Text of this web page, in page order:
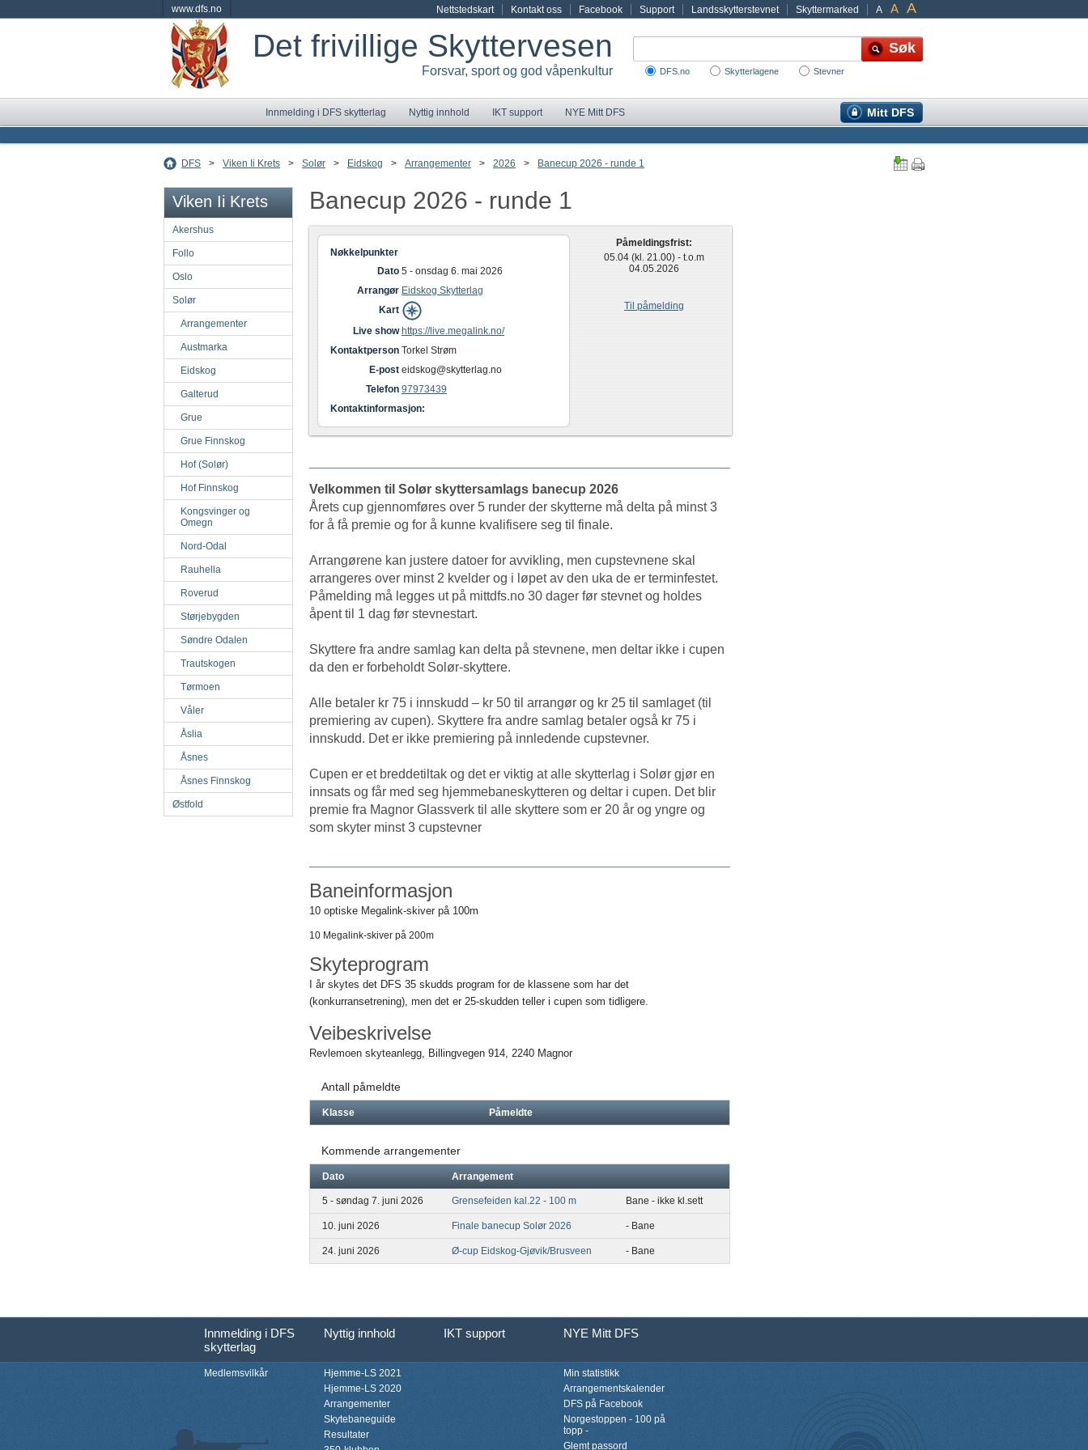
www.dfs.no A A A
Nettstedskart Kontakt oss Facebook Support Landsskytterstevnet Skyttermarked
Det frivillige Skyttervesen
Forsvar, sport og god våpenkultur DFS.no Skytterlagene Stevner
Innmelding i DFS skytterlag Nyttig innhold IKT support Mitt DFS
NYE Mitt DFS
DFS > Viken Ii Krets > Solør > Eidskog > Arrangementer > 2026 > Banecup 2026 - runde 1
Viken Ii Krets
Akershus
Follo
Oslo
Solør
Arrangementer
Austmarka
Eidskog
Galterud
Grue
Grue Finnskog
Hof (Solør)
Hof Finnskog
Kongsvinger og
Omegn
Nord-Odal
Rauhella
Roverud
Størjebygden
Søndre Odalen
Trautskogen
Tørmoen
Våler
Åslia
Åsnes
Åsnes Finnskog
Østfold
Banecup 2026 - runde 1
Nøkkelpunkter
Dato 5 - onsdag 6. mai 2026
Arrangør Eidskog Skytterlag
Kart
Live show https://live.megalink.no/
Kontaktperson Torkel Strøm
E-post eidskog@skytterlag.no
Telefon 97973439
Kontaktinformasjon:
Påmeldingsfrist:
05.04 (kl. 21.00) - t.o.m
04.05.2026
Til påmelding
Velkommen til Solør skyttersamlags banecup 2026
Årets cup gjennomføres over 5 runder der skytterne må delta på minst 3
for å få premie og for å kunne kvalifisere seg til finale.
Arrangørene kan justere datoer for avvikling, men cupstevnene skal
arrangeres over minst 2 kvelder og i løpet av den uka de er terminfestet.
Påmelding må legges ut på mittdfs.no 30 dager før stevnet og holdes
åpent til 1 dag før stevnestart.
Skyttere fra andre samlag kan delta på stevnene, men deltar ikke i cupen
da den er forbeholdt Solør-skyttere.
Alle betaler kr 75 i innskudd – kr 50 til arrangør og kr 25 til samlaget (til
premiering av cupen). Skyttere fra andre samlag betaler også kr 75 i
innskudd. Det er ikke premiering på innledende cupstevner.
Cupen er et breddetiltak og det er viktig at alle skytterlag i Solør gjør en
innsats og får med seg hjemmebaneskytteren og deltar i cupen. Det blir
premie fra Magnor Glassverk til alle skyttere som er 20 år og yngre og
som skyter minst 3 cupstevner
Baneinformasjon
10 optiske Megalink-skiver på 100m
10 Megalink-skiver på 200m
Skyteprogram
I år skytes det DFS 35 skudds program for de klassene som har det
(konkurransetrening), men det er 25-skudden teller i cupen som tidligere.
Veibeskrivelse
Revlemoen skyteanlegg, Billingvegen 914, 2240 Magnor
Antall påmeldte
Klasse Påmeldte
Kommende arrangementer
Dato Arrangement
5 - søndag 7. juni 2026 Grensefeiden kal.22 - 100 m Bane - ikke kl.sett
10. juni 2026 Finale banecup Solør 2026 - Bane
24. juni 2026 Ø-cup Eidskog-Gjøvik/Brusveen - Bane
Innmelding i DFS
skytterlag
Nyttig innhold IKT support NYE Mitt DFS
Medlemsvilkår
Hjemme-LS 2021
Hjemme-LS 2020
Arrangementer
Skytebaneguide
Resultater
Min statistikk
Arrangementskalender
DFS på Facebook
Norgestoppen - 100 på
topp -
Glemt passord